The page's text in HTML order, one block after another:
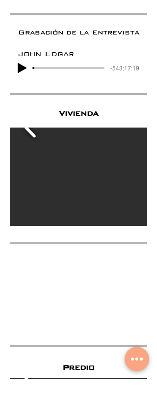
Grabación de la Entrevista
John Edgar
-543:17:19
Vivienda
Predio